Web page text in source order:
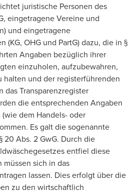
juristische Personen des
eingetragene Vereine und
und eingetragene
(KG, OHG und PartG) dazu, die in §
Angaben bezüglich ihrer
einzuholen, aufzubewahren,
halten und der registerführenden
das Transparenzregister
die entsprechenden Angaben
dem Handels- oder
Es galt die sogenannte
20 Abs. 2 GwG. Durch die
entfiel diese
müssen sich in das
lassen. Dies erfolgt über die
zu den wirtschaftlich